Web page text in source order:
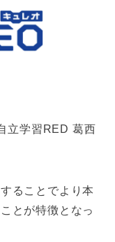
立学習RED 葛西
ることでより本
とが特徴となっ